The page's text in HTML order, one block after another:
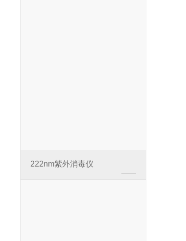
222nm紫外消毒仪